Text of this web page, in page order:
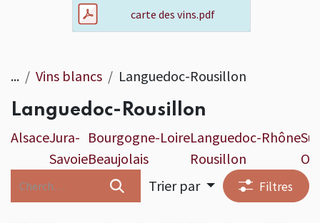
carte des vins.pdf
... Vins blancs Languedoc-Rousillon
Languedoc-Rousillon
AlsaceJura-
Savoie
Bourgogne-
Beaujolais
LoireLanguedoc-
Rousillon
Rhône
Trier par
Filtres